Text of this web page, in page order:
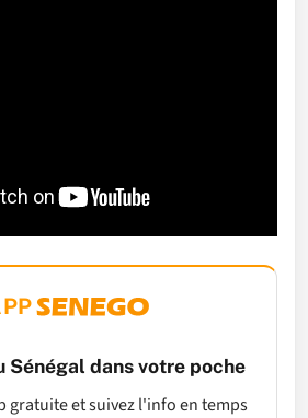
Sénégal dans votre poche
gratuite et suivez l'info en temps